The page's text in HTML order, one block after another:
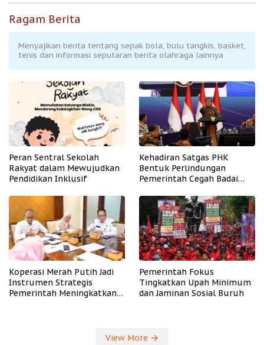
Ragam Berita
Menyajikan berita tentang sepak bola, bulu tangkis, basket,
tenis dan informasi seputaran berita olahraga lainnya
Peran Sentral Sekolah
Rakyat dalam Mewujudkan
Pendidikan Inklusif
Kehadiran Satgas PHK
Bentuk Perlindungan
Pemerintah Cegah Badai
Koperasi Merah Putih Jadi
Instrumen Strategis
Pemerintah Meningkatkan
Pemerintah Fokus
Tingkatkan Upah Minimum
dan Jaminan Sosial Buruh
View More